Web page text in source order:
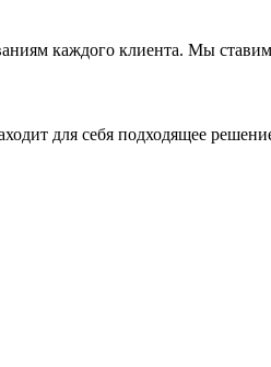
каждого клиента. Мы
для себя подходящее